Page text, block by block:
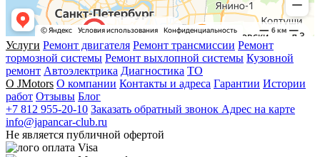
Услуги Ремонт двигателя Ремонт трансмиссии Ремонт
тормозной системы Ремонт выхлопной системы Кузовной
ремонт Автоэлектрика Диагностика ТО
О JMotors О компании Контакты и адреса Гарантии Истории
работ Отзывы Блог
+7 812 955-20-10 Заказать обратный звонок Адрес на карте
info@japancar-club.ru
Не является публичной офертой